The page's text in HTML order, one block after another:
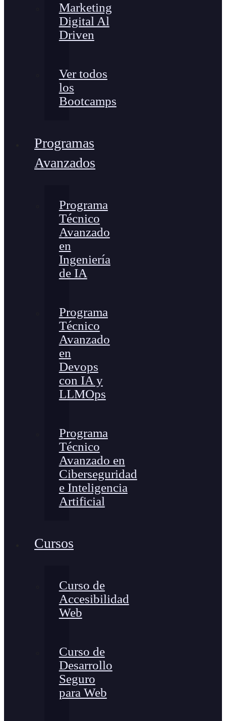
Marketing
Digital Al
Driven
Ver todos
los
Bootcamps
Programas
Avanzados
Programa
Técnico
Avanzado
en
Ingeniería
de IA
Programa
Técnico
Avanzado
en
Devops
con IA y
LLMOps
Programa
Técnico
Avanzado en
Ciberseguridad
e Inteligencia
Artificial
Cursos
Curso de
Accesibilidad
Web
Curso de
Desarrollo
Seguro
para Web